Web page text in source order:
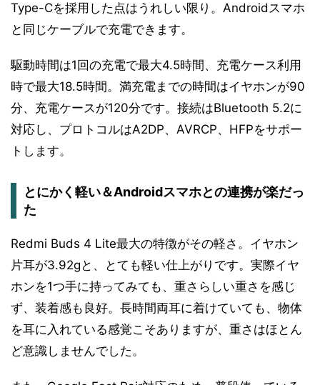
Type-Cを採用した点はうれしい限り。Androidスマホ
と同じケーブルで充電できます。
駆動時間は1回の充電で最大4.5時間、充電ケース利用
時で最大18.5時間。満充電までの時間はイヤホンが90
分、充電ケースが120分です。接続はBluetooth 5.2に
対応し、プロトコルはA2DP、AVRCP、HFPをサポー
トします。
とにかく軽い＆Androidスマホとの連携が楽だっ
た
Redmi Buds 4 Lite最大の特徴がその軽さ。イヤホン
片耳が3.92gと、とても軽い仕上がりです。実際イヤ
ホンを1つ手に持ってみても、重さらしい重さを感じ
ず、装着感も良好。長時間両耳に着けていても、物体
を耳に入れている感覚こそありますが、重さはほとん
ど意識しませんでした。